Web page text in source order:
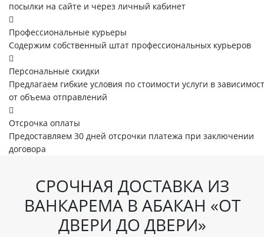
посылки на сайте и через личный кабинет
Профессиональные курьеры
Содержим собственный штат профессиональных курьеров
Персональные скидки
Предлагаем гибкие условия по стоимости услуги в
от объема отправлений
Отсрочка оплаты
Предоставляем 30 дней отсрочки платежа при заключении
договора
СРОЧНАЯ ДОСТАВКА ИЗ
ВАНКАРЕМА В АБАКАН «ОТ
ДВЕРИ ДО ДВЕРИ»